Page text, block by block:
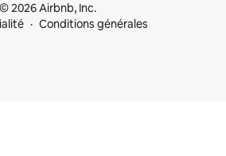
© 2026 Airbnb, Inc.
Conditions générales